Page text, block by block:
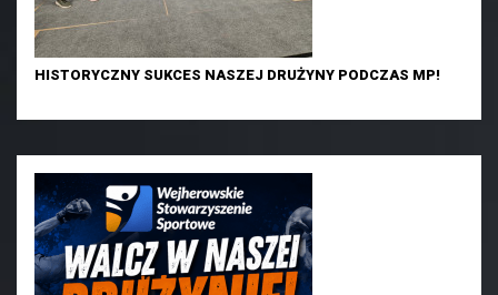
HISTORYCZNY SUKCES NASZEJ DRUŻYNY PODCZAS MP!